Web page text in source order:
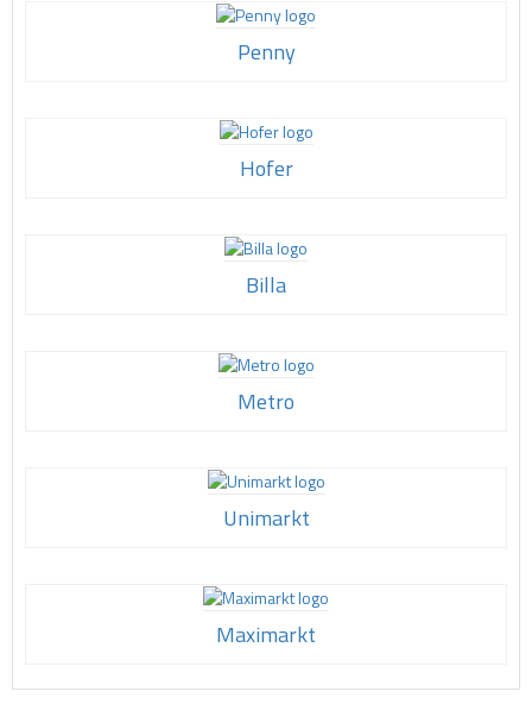
Penny
Hofer
Billa
Metro
Unimarkt
Maximarkt